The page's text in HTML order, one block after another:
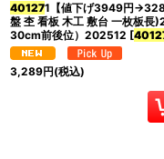
401271【値下げ3949円
盤 杢 看板 木工 敷台 一枚板
30cm前後位）202512 [
3,289円(税込)